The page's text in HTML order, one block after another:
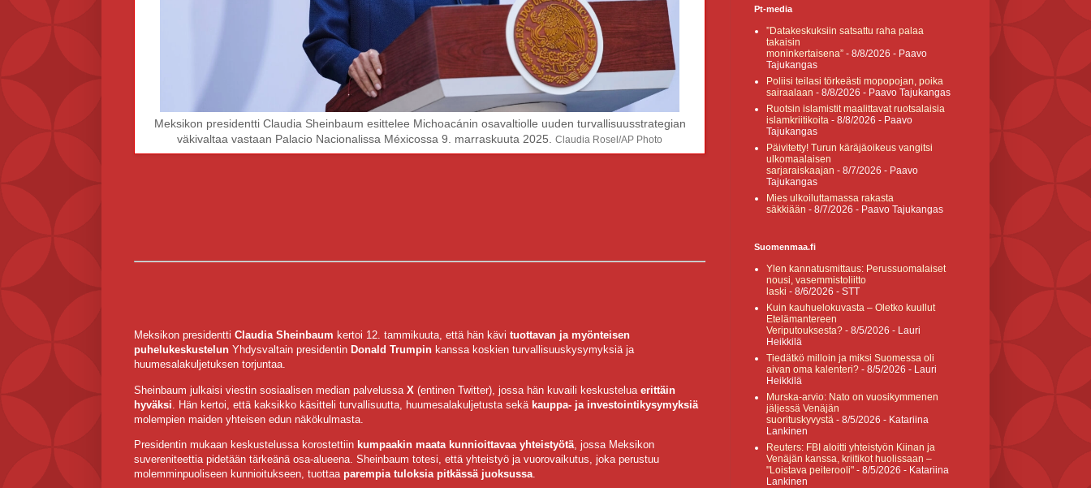
Meksikon presidentti Claudia Sheinbaum esittelee Michoacánin osavaltiolle uuden turvallisuusstrategian
väkivaltaa vastaan ​​Palacio Nacionalissa Méxicossa 9. marraskuuta 2025. Claudia Rosel/AP Photo
Meksikon presidentti Claudia Sheinbaum kertoi 12. tammikuuta, että hän kävi tuottavan ja myönteisen
puhelukeskustelun Yhdysvaltain presidentin Donald Trumpin kanssa koskien turvallisuuskysymyksiä ja
huumesalakuljetuksen torjuntaa.
Sheinbaum julkaisi viestin sosiaalisen median palvelussa X (entinen Twitter), jossa hän kuvaili keskustelua erittäin
hyväksi . Hän kertoi, että kaksikko käsitteli turvallisuutta, huumesalakuljetusta sekä kauppa- ja investointikysymyksiä
molempien maiden yhteisen edun näkökulmasta.
Presidentin mukaan keskustelussa korostettiin kumpaakin maata kunnioittavaa yhteistyötä , jossa Meksikon
suvereniteettia pidetään tärkeänä osa-alueena. Sheinbaum totesi, että yhteistyö ja vuorovaikutus, joka perustuu
molemminpuoliseen kunnioitukseen, tuottaa parempia tuloksia pitkässä juoksussa
Pt-media
”Datakeskuksiin satsattu raha palaa
takaisin
moninkertaisena” - 8/8/2026 - Paavo
Tajukangas
Poliisi teilasi törkeästi mopopojan, poika
sairaalaan - 8/8/2026 - Paavo Tajukangas
Ruotsin islamistit maalittavat ruotsalaisia
islamkriitikoita - 8/8/2026 - Paavo
Tajukangas
Päivitetty! Turun käräjäoikeus vangitsi
ulkomaalaisen
sarjaraiskaajan - 8/7/2026 - Paavo
Tajukangas
Mies ulkoiluttamassa rakasta
säkkiään - 8/7/2026 - Paavo Tajukangas
Suomenmaa.fi
Ylen kannatusmittaus: Perussuomalaiset
nousi, vasemmistoliitto
laski - 8/6/2026 - STT
Kuin kauhuelokuvasta – Oletko kuullut
Etelämantereen
Veriputouksesta? - 8/5/2026 - Lauri
Heikkilä
Tiedätkö milloin ja miksi Suomessa oli
aivan oma kalenteri? - 8/5/2026 - Lauri
Heikkilä
Murska-arvio: Nato on vuosikymmenen
jäljessä Venäjän
suorituskyvystä - 8/5/2026 - Katariina
Lankinen
Reuters: FBI aloitti yhteistyön Kiinan ja
Venäjän kanssa, kriitikot huolissaan –
"Loistava peiterooli" - 8/5/2026 - Katariina
Lankinen